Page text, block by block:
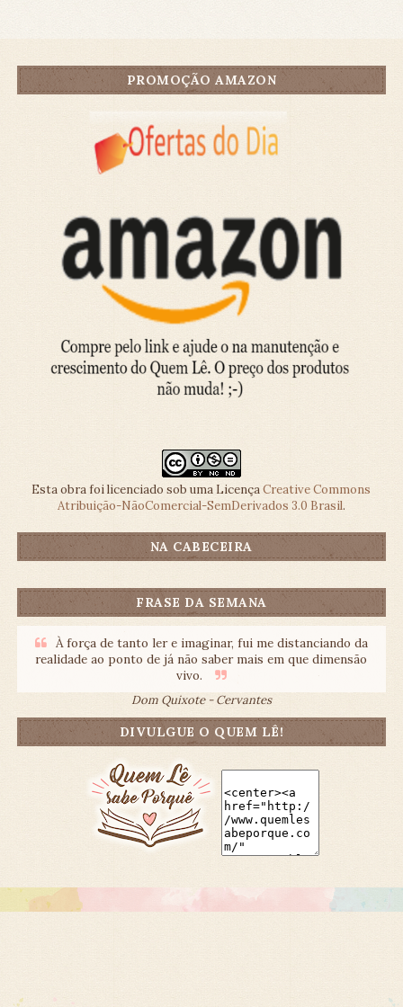
PROMOÇÃO AMAZON
Esta obra foi licenciado sob uma LicençaCreative Commons
Atribuição-NãoComercial-SemDerivados 3.0 Brasil.
NA CABECEIRA
FRASE DA SEMANA
À força de tanto ler e imaginar, fui me distanciando da
realidade ao ponto de já não saber mais em que dimensão
vivo.
Dom Quixote - Cervantes
DIVULGUE O QUEM LÊ!